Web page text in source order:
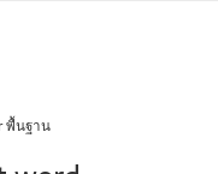
พื้นฐาน